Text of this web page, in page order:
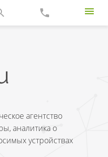
агентство
аналитика о
устройствах